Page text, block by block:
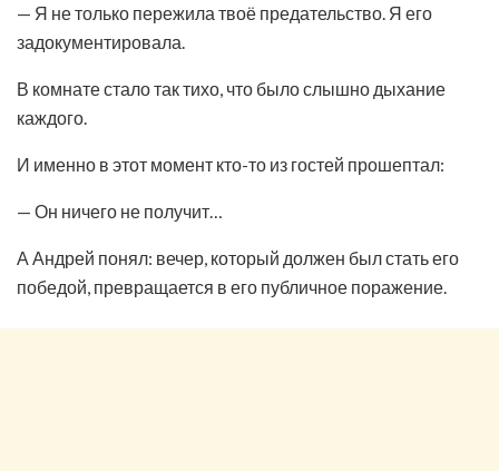
— Я не только пережила твоё предательство. Я его
задокументировала.
В комнате стало так тихо, что было слышно дыхание
каждого.
И именно в этот момент кто-то из гостей прошептал:
— Он ничего не получит…
А Андрей понял: вечер, который должен был стать его
победой, превращается в его публичное поражение.